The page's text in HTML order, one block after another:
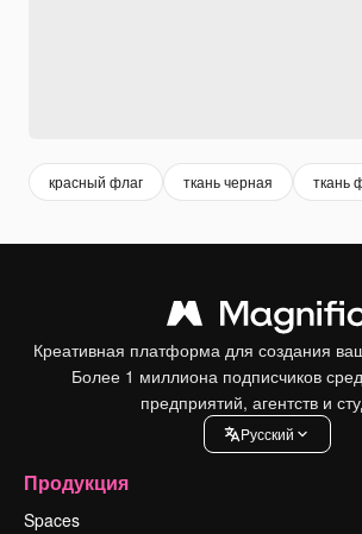
красный флаг ткань черная ткань
Креативная платформа для создания
Более 1 миллиона подписчиков
предприятий, агентств и
Pусский
Продукция
Spaces